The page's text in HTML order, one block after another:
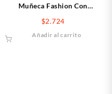
Muñeca Fashion Con
Accesorios
$2.724
Añadir al carrito